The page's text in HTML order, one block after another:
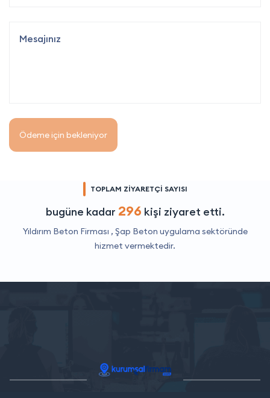
Ödeme için bekleniyor
TOPLAM ZİYARETÇİ SAYISI
bugüne kadar 296 kişi ziyaret etti.
Yıldırım Beton Firması , Şap Beton uygulama sektöründe
hizmet vermektedir.